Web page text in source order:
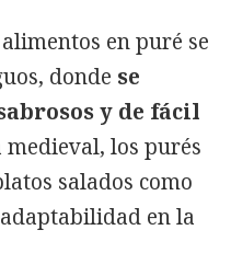
en puré se
donde se
y de fácil
medieval, los purés
salados como
en la